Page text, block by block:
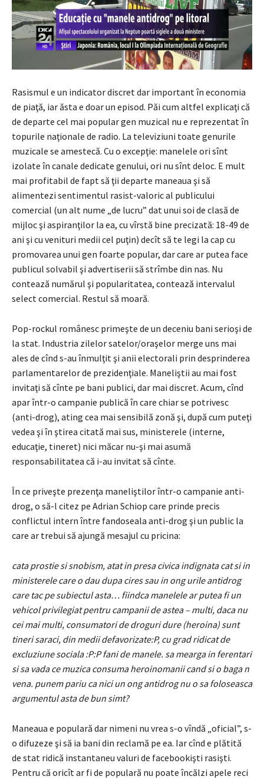
Rasismul e un indicator discret dar important în economia
de piaţă, iar ăsta e doar un episod. Păi cum altfel explicaţi că
de departe cel mai popular gen muzical nu e reprezentat în
topurile naţionale de radio. La televiziuni toate genurile
muzicale se amestecă. Cu o excepţie: manelele ori sînt
izolate în canale dedicate genului, ori nu sînt deloc. E mult
mai profitabil de fapt să ţii departe maneaua şi să
alimentezi sentimentul rasist-valoric al publicului
comercial (un alt nume „de lucru” dat unui soi de clasă de
mijloc şi aspiranţilor la ea, cu vîrstă bine precizată: 18-49 de
ani şi cu venituri medii cel puţin) decît să te legi la cap cu
promovarea unui gen foarte popular, dar care ar putea face
publicul solvabil şi advertiserii să strîmbe din nas. Nu
contează numărul şi popularitatea, contează intervalul
select comercial. Restul să moară.
Pop-rockul românesc primeşte de un deceniu bani serioşi de
la stat. Industria zilelor satelor/oraşelor merge uns mai
ales de cînd s-au înmulţit şi anii electorali prin desprinderea
parlamentarelor de prezidenţiale. Maneliştii au mai fost
invitaţi să cînte pe bani publici, dar mai discret. Acum, cînd
apar într-o campanie publică în care chiar se potrivesc
(anti-drog), ating cea mai sensibilă zonă şi, după cum puteţi
vedea şi în ştirea citată mai sus, ministerele (interne,
educaţie, tineret) nici măcar nu-şi mai asumă
responsabilitatea că i-au invitat să cînte.
În ce priveşte prezenţa maneliştilor într-o campanie anti-
drog, o să-l citez pe Adrian Schiop care prinde precis
conflictul intern între fandoseala anti-drog şi un public la
care ar trebui să ajungă mesajul cu pricina:
cata prostie si snobism, atat in presa civica indignata cat si in
ministerele care o dau dupa cires sau in ong urile antidrog
care tac pe subiectul asta… fiindca manelele ar putea fi un
vehicol privilegiat pentru campanii de astea – multi, daca nu
cei mai multi, consumatori de droguri dure (heroina) sunt
tineri saraci, din medii defavorizate:P, cu grad ridicat de
excluziune sociala :P:P fani de manele. sa mearga in ferentari
si sa vada ce muzica consuma heroinomanii cand si o baga n
vena. punem pariu ca nici un ong antidrog nu o sa foloseasca
argumentul asta de bun simt?
Maneaua e populară dar nimeni nu vrea s-o vîndă „oficial”, s-
o difuzeze şi să ia bani din reclamă pe ea. Iar cînd e plătită
de stat ridică instantaneu valuri de facebookişti rasişti.
Pentru că oricît ar fi de populară nu poate încălzi apele reci